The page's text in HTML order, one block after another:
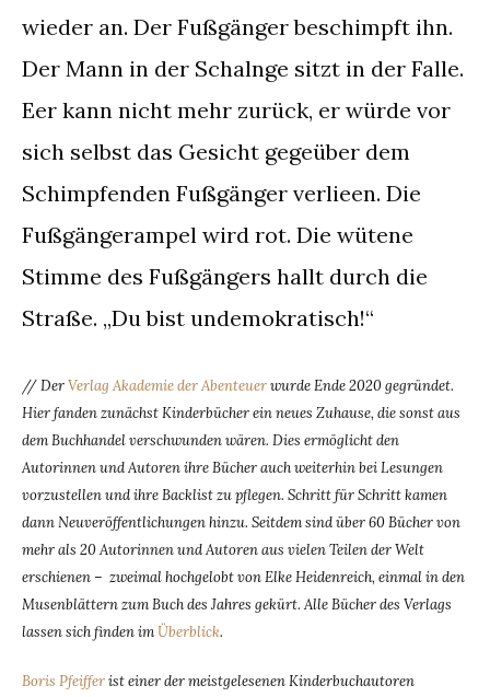
wieder an. Der Fußgänger beschimpft ihn.
Der Mann in der Schalnge sitzt in der Falle.
Eer kann nicht mehr zurück, er würde vor
sich selbst das Gesicht gegeüber dem
Schimpfenden Fußgänger verlieen. Die
Fußgängerampel wird rot. Die wütene
Stimme des Fußgängers hallt durch die
Straße. „Du bist undemokratisch!“
// DerVerlag Akademie der Abenteuerwurde Ende 2020 gegründet.
Hier fanden zunächst Kinderbücher ein neues Zuhause, die sonst aus
dem Buchhandel verschwunden wären. Dies ermöglicht den
Autorinnen und Autoren ihre Bücher auch weiterhin bei Lesungen
vorzustellen und ihre Backlist zu pflegen. Schritt für Schritt kamen
dann Neuveröffentlichungen hinzu. Seitdem sind über 60 Bücher von
mehr als 20 Autorinnen und Autoren aus vielen Teilen der Welt
erschienen – zweimal hochgelobt von Elke Heidenreich, einmal in den
Musenblättern zum Buch des Jahres gekürt. Alle Bücher des Verlags
lassen sich finden imÜberblick.
Boris Pfeifferist einer der meistgelesenen Kinderbuchautoren